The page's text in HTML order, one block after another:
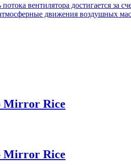
вентилятора достигается за
движения воздушных
Mirror Rice
Mirror Rice